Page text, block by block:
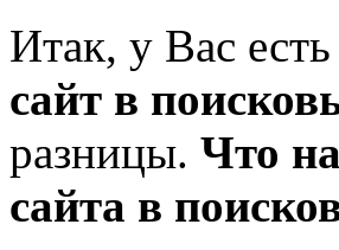
Итак, у Вас
сайт в
разницы. Что
сайта в